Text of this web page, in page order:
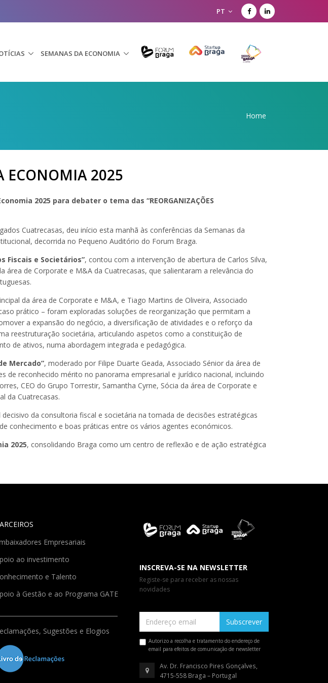
PT
SEMANAS DA ECONOMIA
Home
ECONOMIA 2025
2025 para debater o tema das “REORGANIZAÇÕES
Cuatrecasas, deu início esta manhã às conferências da Semanas da
decorrida no Pequeno Auditório do Forum Braga.
Fiscais e Societários”, contou com a intervenção de abertura de Carlos Silva,
de Corporate e M&A da Cuatrecasas, que salientaram a relevância do
da área de Corporate e M&A, e Tiago Martins de Oliveira, Associado
prático – foram exploradas soluções de reorganização que permitam a
a expansão do negócio, a diversificação de atividades e o reforço da
reestruturação societária, articulando aspetos como a constituição de
de ativos, numa abordagem integrada e pedagógica.
Mercado”, moderado por Filipe Duarte Geada, Associado Sénior da área de
de reconhecido mérito no panorama empresarial e jurídico nacional, incluindo
CEO do Grupo Torrestir, Samantha Cyrne, Sócia da área de Corporate e
da Cuatrecasas.
da consultoria fiscal e societária na tomada de decisões estratégicas
conhecimento e boas práticas entre os vários agentes económicos.
2025, consolidando Braga como um centro de reflexão e de ação estratégica
Empresariais
ao investimento
e Talento
à Gestão e ao Programa GATE
Sugestões e Elogios
INSCREVA-SE NA NEWSLETTER
Registe-se para receber as nossas
novidades
Subscrever
Autorizo a recolha e tratamento do endereço de
email para efeitos de comunicação de newsletter
Av. Dr. Francisco Pires Gonçalves,
4715-558 Braga – Portugal